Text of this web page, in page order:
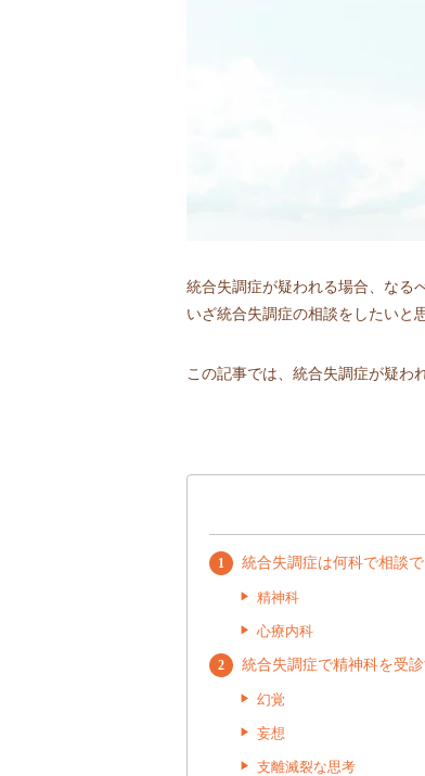
統合失調症が疑われる場合、なる
いざ統合失調症の相談をしたいと
この記事では、統合失調症が疑わ
統合失調症は何科で相談で
精神科
心療内科
統合失調症で精神科を受
幻覚
妄想
支離滅裂な思考